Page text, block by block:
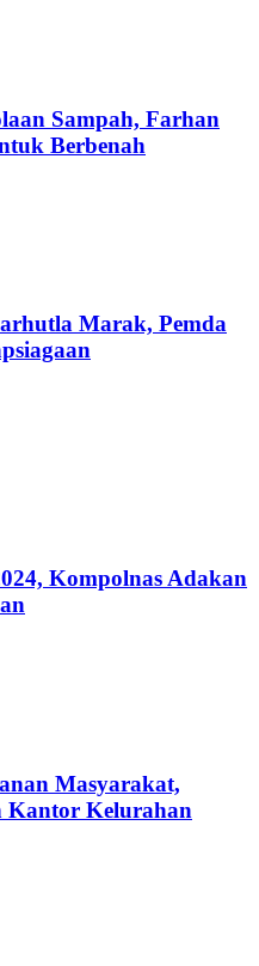
Sampah, Farhan
Berbenah
Marak, Pemda
Kompolnas Adakan
Masyarakat,
Kantor Kelurahan